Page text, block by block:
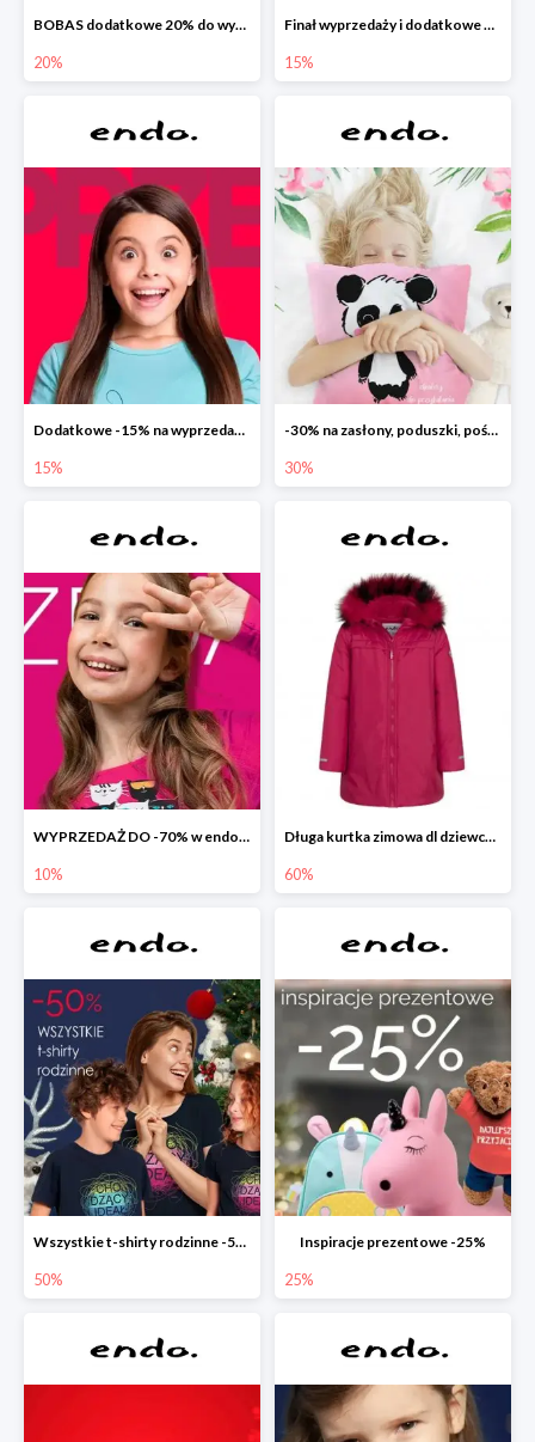
BOBAS dodatkowe 20% do wyprzedaży
20%
Finał wyprzedaży i dodatkowe 15%
15%
Dodatkowe -15% na wyprzedaż do -70%
15%
-30% na zasłony, poduszki, pościele dla dzieci
30%
WYPRZEDAŻ DO -70% w endo.pl
10%
Długa kurtka zimowa dl dziewczynki
60%
Wszystkie t-shirty rodzinne -50%
50%
Inspiracje prezentowe -25%
25%